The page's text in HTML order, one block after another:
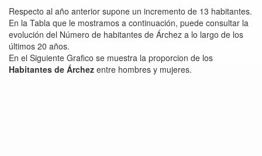
Respecto al año anterior supone un incremento de 13 habitantes.
En la Tabla que le mostramos a continuación, puede consultar la
evolución del Número de habitantes de Árchez a lo largo de los
últimos 20 años.
En el Siguiente Grafico se muestra la proporcion de los
Habitantes de Árchez entre hombres y mujeres.